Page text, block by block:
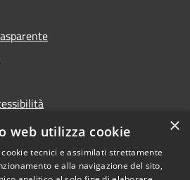
×
web utilizza cookie
tecnici e assimilati strettamente
e alla navigazione del sito,